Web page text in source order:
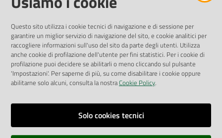
Pubblicità legale
Privacy Policy
Attuazione Misure PNRR
Liste di Attesa
ENTI, IMPRESE E PARTNER
Fatturazione Elettronica
Richiesta Patrocinio
Questo sito utilizza i cookie tecnici di navigazione e di sessione per
garantire un miglior servizio di navigazione del sito, e cookie analitici per
raccogliere informazioni sull'uso del sito da parte degli utenti. Utilizza
anche cookie di profilazione dell'utente per fini statistici. Per i cookie di
profilazione puoi decidere se abilitarli o meno cliccando sul pulsante
'Impostazioni'. Per saperne di più, su come disabilitare i cookie oppure
abilitarne solo alcuni, consulta la nostraCookie Policy.
Solo cookies tecnici